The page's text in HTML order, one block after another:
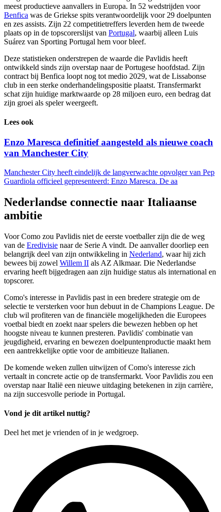
meest productieve aanvallers in Europa. In 52 wedstrijden voor
Benfica was de Griekse spits verantwoordelijk voor 29 doelpunten
en zes assists. Zijn 22 competitietreffers leverden hem de tweede
plaats op in de topscorerslijst van Portugal, waarbij alleen Luis
Suárez van Sporting Portugal hem voor bleef.
Deze statistieken onderstrepen de waarde die Pavlidis heeft
ontwikkeld sinds zijn overstap naar de Portugese hoofdstad. Zijn
contract bij Benfica loopt nog tot medio 2029, wat de Lissabonse
club in een sterke onderhandelingspositie plaatst. Transfermarkt
schat zijn huidige marktwaarde op 28 miljoen euro, een bedrag dat
zijn groei als speler weergeeft.
Lees ook
Enzo Maresca definitief aangesteld als nieuwe coach
van Manchester City
Manchester City heeft eindelijk de langverwachte opvolger van Pep
Guardiola officieel gepresenteerd: Enzo Maresca. De aa
Nederlandse connectie naar Italiaanse
ambitie
Voor Como zou Pavlidis niet de eerste voetballer zijn die de weg
van de Eredivisie naar de Serie A vindt. De aanvaller doorliep een
belangrijk deel van zijn ontwikkeling in Nederland, waar hij zich
bewees bij zowel Willem II als AZ Alkmaar. Die Nederlandse
ervaring heeft bijgedragen aan zijn huidige status als international en
topscorer.
Como's interesse in Pavlidis past in een bredere strategie om de
selectie te versterken voor hun debuut in de Champions League. De
club wil profiteren van de financiële mogelijkheden die Europees
voetbal biedt en zoekt naar spelers die bewezen hebben op het
hoogste niveau te kunnen presteren. Pavlidis' combinatie van
jeugdigheid, ervaring en bewezen doelpuntenproductie maakt hem
een aantrekkelijke optie voor de ambitieuze Italianen.
De komende weken zullen uitwijzen of Como's interesse zich
vertaalt in concrete actie op de transfermarkt. Voor Pavlidis zou een
overstap naar Italië een nieuwe uitdaging betekenen in zijn carrière,
na zijn succesvolle periode in Portugal.
Vond je dit artikel nuttig?
Deel het met je vrienden of in je wedgroep.